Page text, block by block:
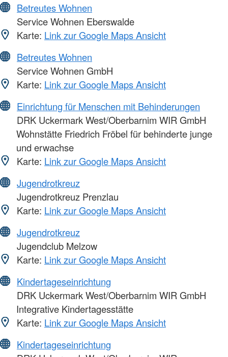
Betreutes Wohnen
Service Wohnen Eberswalde
Karte: Link zur Google Maps Ansicht
Betreutes Wohnen
Service Wohnen GmbH
Karte: Link zur Google Maps Ansicht
Einrichtung für Menschen mit Behinderungen
DRK Uckermark West/Oberbarnim WIR GmbH
Wohnstätte Friedrich Fröbel für behinderte junge
und erwachse
Karte: Link zur Google Maps Ansicht
Jugendrotkreuz
Jugendrotkreuz Prenzlau
Karte: Link zur Google Maps Ansicht
Jugendrotkreuz
Jugendclub Melzow
Karte: Link zur Google Maps Ansicht
Kindertageseinrichtung
DRK Uckermark West/Oberbarnim WIR GmbH
Integrative Kindertagesstätte
Karte: Link zur Google Maps Ansicht
Kindertageseinrichtung